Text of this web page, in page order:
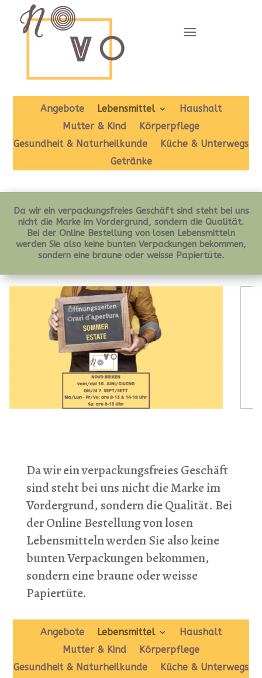
Angebote Lebensmittel
Haushalt
Mutter & Kind
Körperpflege
Gesundheit & Naturheilkunde
Küche & Unterwegs
Getränke
Da wir ein verpackungsfreies Geschäft sind steht bei uns
nicht die Marke im Vordergrund, sondern die Qualität.
Bei der Online Bestellung von losen Lebensmitteln
werden Sie also keine bunten Verpackungen bekommen,
sondern eine braune oder weisse Papiertüte.
Da wir ein verpackungsfreies Geschäft
sind steht bei uns nicht die Marke im
Vordergrund, sondern die Qualität. Bei
der Online Bestellung von losen
Lebensmitteln werden Sie also keine
bunten Verpackungen bekommen,
sondern eine braune oder weisse
Papiertüte.
Angebote Lebensmittel
Haushalt
Mutter & Kind
Körperpflege
Gesundheit & Naturheilkunde
Küche & Unterwegs